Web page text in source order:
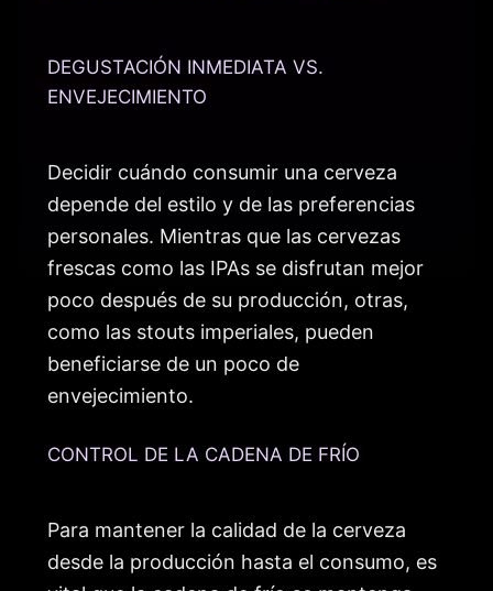
DEGUSTACIÓN INMEDIATA VS.
ENVEJECIMIENTO
Decidir cuándo consumir una cerveza
depende del estilo y de las preferencias
personales. Mientras que las cervezas
frescas como las IPAs se disfrutan mejor
poco después de su producción, otras,
como las stouts imperiales, pueden
beneficiarse de un poco de
envejecimiento.
CONTROL DE LA CADENA DE FRÍO
Para mantener la calidad de la cerveza
desde la producción hasta el consumo, es